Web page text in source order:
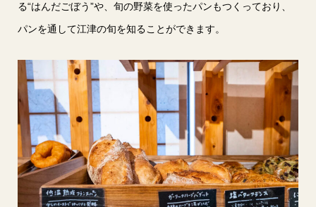
る“はんだごぼう”や、旬の野菜を使ったパンもつくっており、
パンを通して江津の旬を知ることができます。